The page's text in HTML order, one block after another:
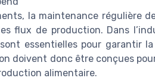
la maintenance régulière
flux de production. Dans
essentielles pour garantir
doivent donc être conçues
alimentaire.